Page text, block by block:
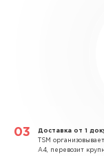
Доставка от 1
TSM
А4, перевозит